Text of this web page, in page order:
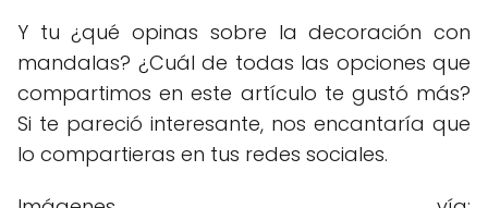
Y tu ¿qué opinas sobre la decoración con
mandalas? ¿Cuál de todas las opciones que
compartimos en este artículo te gustó más?
Si te pareció interesante, nos encantaría que
lo compartieras en tus redes sociales.